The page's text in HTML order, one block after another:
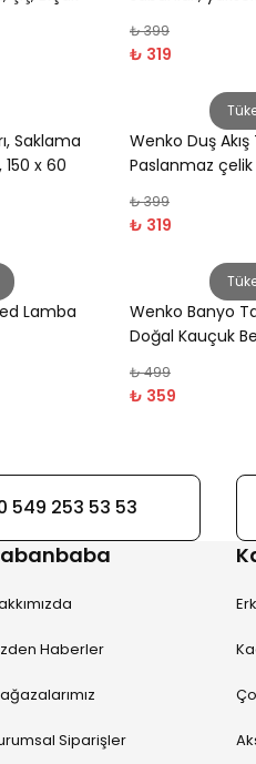
₺ 399
₺ 319
Saklama
x 60
Wenko Duş
Paslanmaz çelik
₺ 399
₺ 319
Lamba
Wenko Banyo
Doğal Kauçuk
₺ 499
₺ 359
549 253 53 53
Haberler
Siparişler